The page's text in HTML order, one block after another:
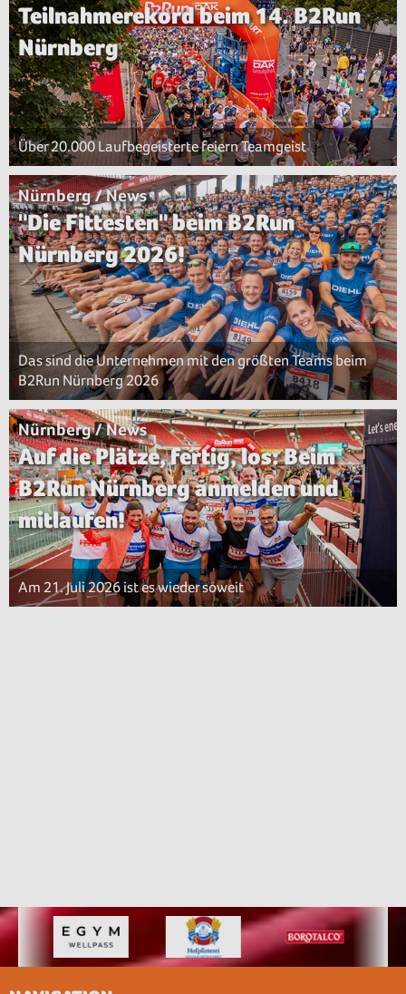
Teilnahmerekord beim 14. B2Run
Nürnberg
Über 20.000 Laufbegeisterte feiern Teamgeist
Nürnberg / News
"Die Fittesten" beim B2Run
Nürnberg 2026!
Das sind die Unternehmen mit den größten Teams beim
B2Run Nürnberg 2026
Nürnberg / News
Auf die Plätze, fertig, los: Beim
B2Run Nürnberg anmelden und
mitlaufen!
Am 21. Juli 2026 ist es wieder soweit